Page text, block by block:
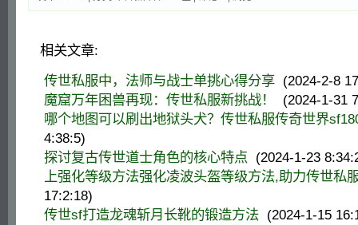
相关文章:
传世私服中，法师与战士单挑心得分享 (2024-2-8
魔窟万年困兽再现：传世私服新挑战！
(2024-1-31
哪个地图可以刷出地狱头犬？传世私服传奇世界
4:38:5)
探讨复古传世道士角色的核心特点 (2024-1-23
上强化等级方法强化凌波头盔等级方法,助力传世私
17:2:18)
传世sf打造龙魂斩月长靴的锻造方法 (2024-1-15